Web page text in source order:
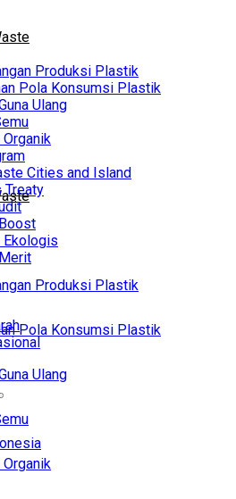
Produksi Plastik
Pola Konsumsi Plastik
Ulang
Organik
Produksi Plastik
Pola Konsumsi Plastik
Ulang
Organik
Cities and Island
Ekologis